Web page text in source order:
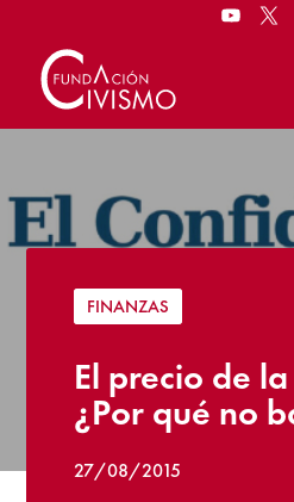
FINANZAS
El precio de
¿Por qué no
27/08/2015